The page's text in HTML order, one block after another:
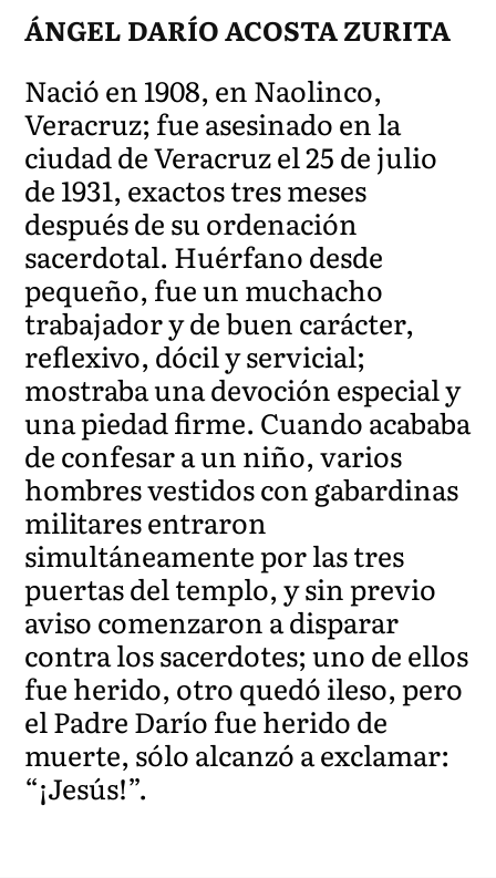
ÁNGEL DARÍO ACOSTA ZURITA
Nació en 1908, en Naolinco,
Veracruz; fue asesinado en la
ciudad de Veracruz el 25 de julio
de 1931, exactos tres meses
después de su ordenación
sacerdotal. Huérfano desde
pequeño, fue un muchacho
trabajador y de buen carácter,
reflexivo, dócil y servicial;
mostraba una devoción especial y
una piedad firme. Cuando acababa
de confesar a un niño, varios
hombres vestidos con gabardinas
militares entraron
simultáneamente por las tres
puertas del templo, y sin previo
aviso comenzaron a disparar
contra los sacerdotes; uno de ellos
fue herido, otro quedó ileso, pero
el Padre Darío fue herido de
muerte, sólo alcanzó a exclamar:
“¡Jesús!”.